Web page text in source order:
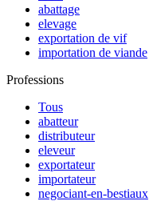
abattage
elevage
exportation de vif
importation de viande
Professions
Tous
abatteur
distributeur
eleveur
exportateur
importateur
negociant-en-bestiaux